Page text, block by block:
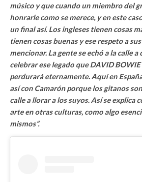
músico y que cuando un miembro del
honrarle como se merece, y en este
un final así. Los ingleses tienen cosas
tienen cosas buenas y ese respeto a
mencionar. La gente se echó a la calle a
celebrar ese legado que DAVID
perdurará eternamente. Aquí en
así con Camarón porque los gitanos
calle a llorar a los suyos. Así se explica
arte en otras culturas, como algo
mismos”.